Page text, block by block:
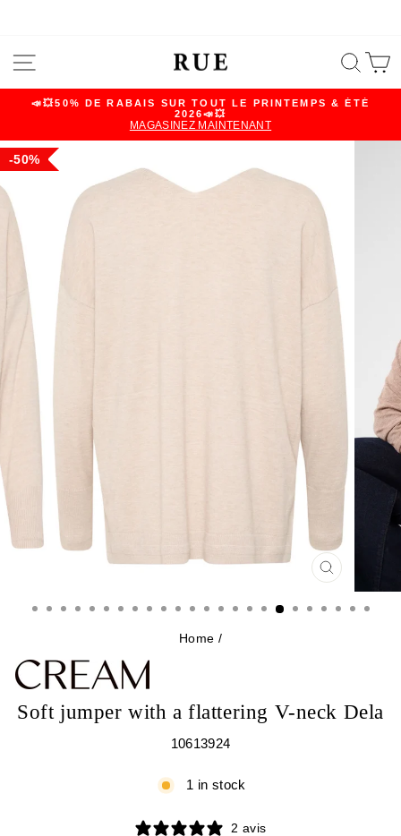
content
Pause
📣💥50% DE RABAIS SUR TOUT LE PRINTEMPS & ÉTÉ
2026📣💥
MAGASINEZ MAINTENANT
50%
CLOSE
(ESC)
Home /
Soft jumper with a flattering V-neck Dela
10613924
1 in stock
2 avis